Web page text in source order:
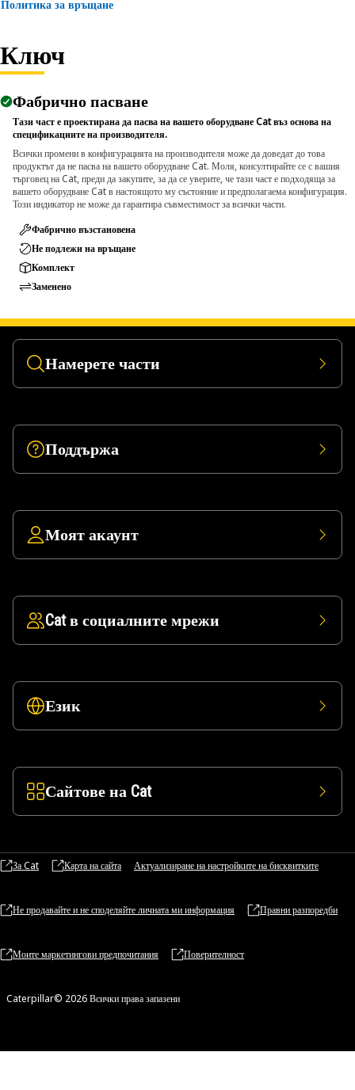
Applications:
An Impact Socket is utilized in the assembly areas of the
equipment, for servicing where high torque and accurate fit
are required for disassembly and reassembly.
Политика за връщане
Ключ
Фабрично пасване
Тази част е проектирана да пасва на вашето оборудване Cat въз основа на
спецификациите на производителя.
Всички промени в конфигурацията на производителя може да доведат до това
продуктът да не пасва на вашето оборудване Cat. Моля, консултирайте се с вашия
търговец на Cat, преди да закупите, за да се уверите, че тази част е подходяща за
вашето оборудване Cat в настоящото му състояние и предполагаема конфигурация.
Този индикатор не може да гарантира съвместимост за всички части.
Фабрично възстановена
Не подлежи на връщане
Комплект
Заменено
Намерете части
Поддържа
Моят акаунт
Cat в социалните мрежи
Език
Сайтове на Cat
За Cat Карта на сайта Актуализиране на настройките на бисквитките
Не продавайте и не споделяйте личната ми информация Правни разпоредби
Моите маркетингови предпочитания Поверителност
Caterpillar© 2026 Всички права запазени